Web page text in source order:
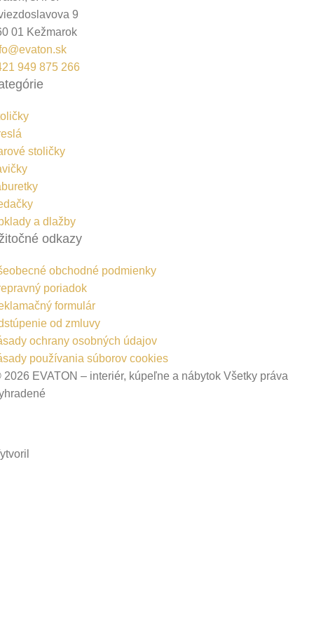
9
01 Kežmarok
949 875 266
stoličky
a dlažby
odkazy
obchodné podmienky
poriadok
formulár
od zmluvy
ochrany osobných údajov
používania súborov cookies
2026 EVATON – interiér, kúpeľne a nábytok Všetky práva